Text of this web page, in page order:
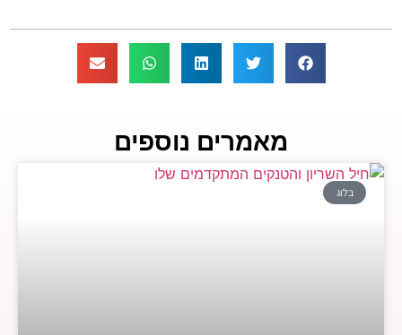
מאמרים נוספים
בלוג